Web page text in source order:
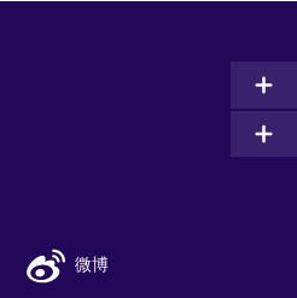
微博